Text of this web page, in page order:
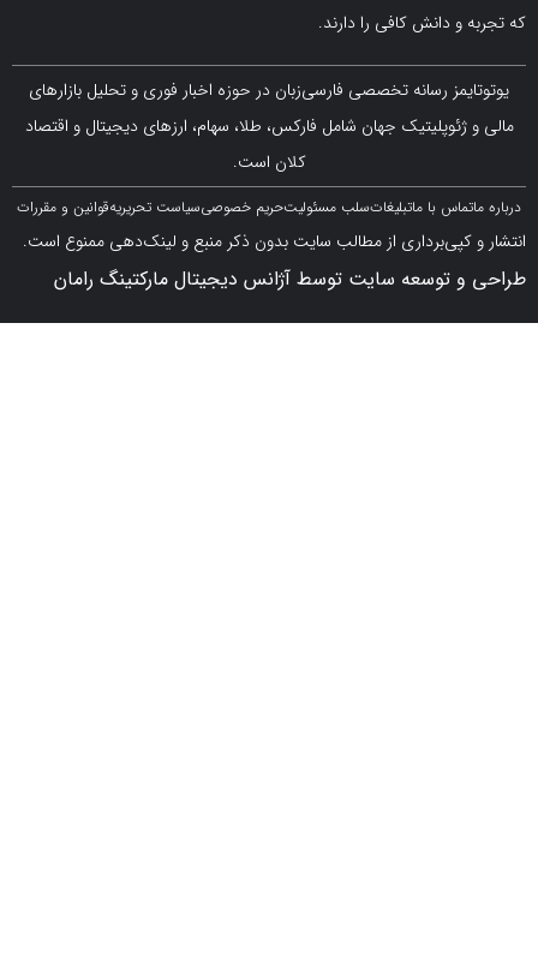
دانش کافی را دارند.
رسانه تخصصی فارسی‌زبان در حوزه اخبار فوری و تحلیل بازارهای
جهان شامل فارکس، طلا، سهام، ارزهای دیجیتال و اقتصاد
با ما تبلیغاتسلب مسئولیتحریم خصوصیسیاست تحریریهقوانین و مقررات
از مطالب سایت بدون ذکر منبع و لینک‌دهی ممنوع است.
سایت توسط آژانس دیجیتال مارکتینگ رامان